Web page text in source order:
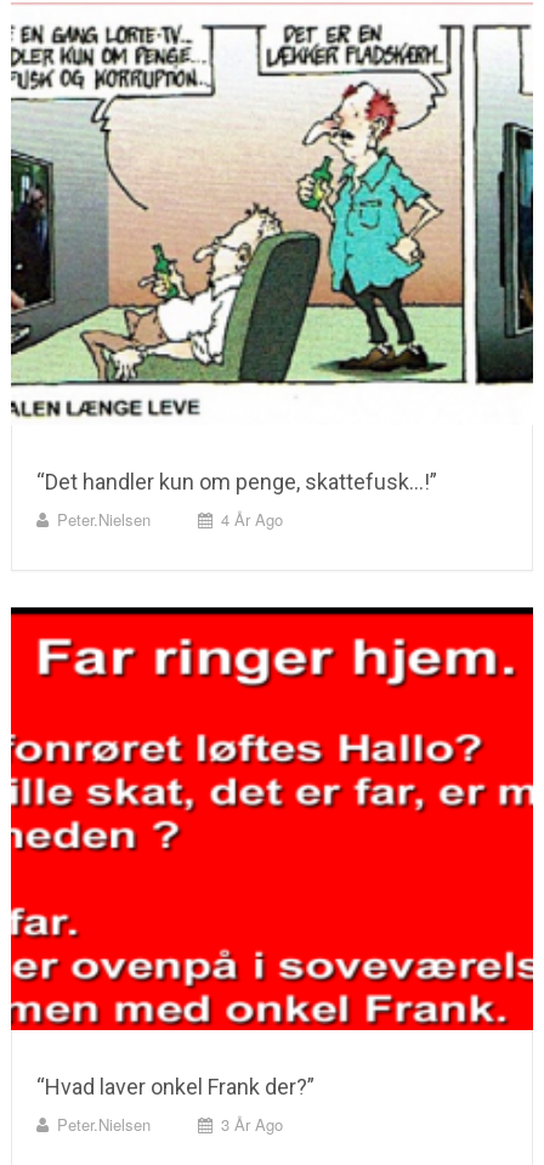
“Det handler kun om penge, skattefusk…!”
Peter.nielsen 4 År Ago
“Hvad laver onkel Frank der?”
Peter.nielsen 3 År Ago